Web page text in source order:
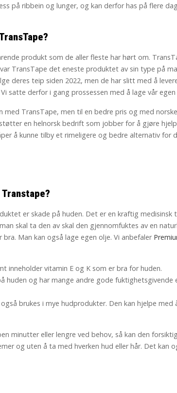
på ribbein og lunger, og kan derfor has på flere
produkt som de aller fleste har hørt om.
TransTape det eneste produktet av sin type på
deres teip siden 2022, men de har slitt med å
satte derfor i gang prossessen med å lage vår
TransTape, men til en bedre pris og med
en helnorsk bedrift som jobber for å gjøre
å kunne tilby et rimeligere og bedre alternativ for
er skade på huden. Det er en kraftig
skal ta den av skal den gjennomfuktes av en
Man kan også lage egen olje. Vi anbefaler
inneholder vitamin E og K som er bra for huden.
huden og har mange andre gode fuktighetsgivende
brukes i mye hudprodukter. Den kan hjelpe
minutter eller lengre ved behov, så kan den
og uten å ta med hverken hud eller hår. Det kan